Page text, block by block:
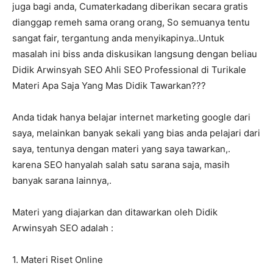
juga bagi anda, Cumaterkadang diberikan secara gratis
dianggap remeh sama orang orang, So semuanya tentu
sangat fair, tergantung anda menyikapinya..Untuk
masalah ini biss anda diskusikan langsung dengan beliau
Didik Arwinsyah SEO Ahli SEO Professional di Turikale
Materi Apa Saja Yang Mas Didik Tawarkan???
Anda tidak hanya belajar internet marketing google dari
saya, melainkan banyak sekali yang bias anda pelajari dari
saya, tentunya dengan materi yang saya tawarkan,.
karena SEO hanyalah salah satu sarana saja, masih
banyak sarana lainnya,.
Materi yang diajarkan dan ditawarkan oleh Didik
Arwinsyah SEO adalah :
1. Materi Riset Online